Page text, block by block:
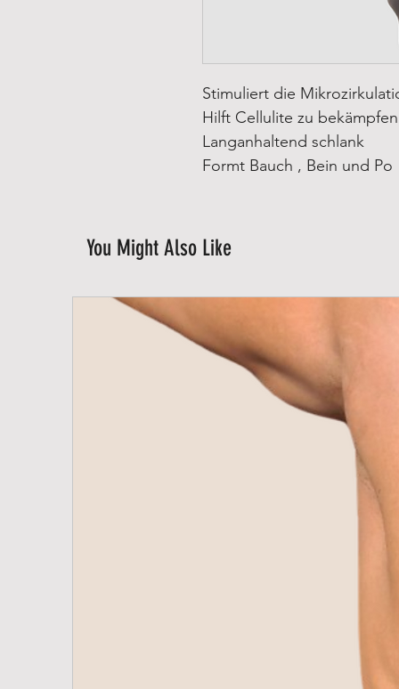
Stimuliert die
Hilft Cellulite zu bekämpfen
Langanhaltend schlank
Formt Bauch , Bein und Po
You Might Also Like